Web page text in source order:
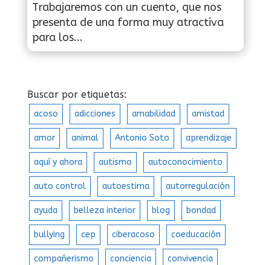
Trabajaremos con un cuento, que nos
presenta de una forma muy atractiva
para los...
Buscar por etiquetas:
acoso adicciones amabilidad amistad
amor animal Antonio Soto aprendizaje
aquí y ahora autismo autoconocimiento
auto control autoestima autorregulación
ayuda belleza interior blog bondad
bullying cep ciberacoso coeducación
compañerismo conciencia convivencia